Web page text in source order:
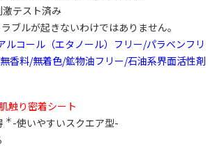
テスト済み
ブルが起きないわけではありません。
ルコール（エタノール）フリー/パラベンフリ
香料/無着色/鉱物油フリー/石油系界面活性剤
触り密着シート
＊ -使いやすいスクエア型-